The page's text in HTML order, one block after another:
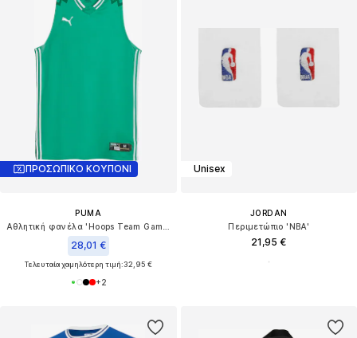
ΠΡΟΣΩΠΙΚΟ ΚΟΥΠΟΝΙ
PUMA
28,01 €
Τελευταία χαμηλότερη τιμή:32,95 €
+2
Unisex
JORDAN
Περιμετώπιο 'NBA'
21,95 €